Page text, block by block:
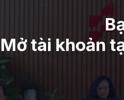
Mở tài khoản